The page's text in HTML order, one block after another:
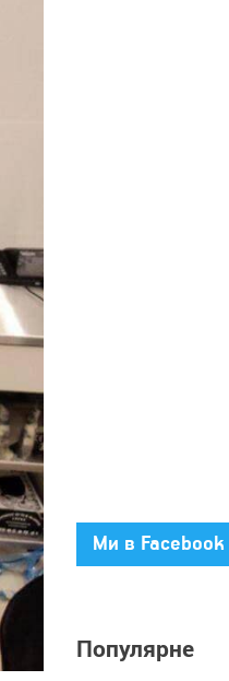
Ми в Facebook
Популярне